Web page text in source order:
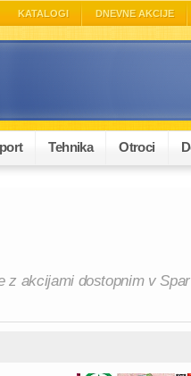
KATALOGI DNEVNE AKCIJE
Tehnika Otroci
akcijami dostopnim v